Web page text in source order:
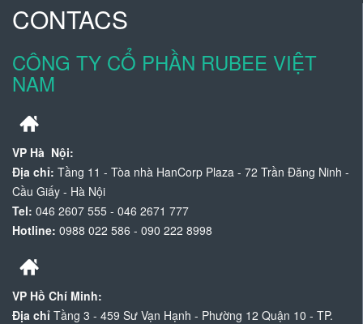
CONTACS
CÔNG TY CỔ PHẦN RUBEE VIỆT
NAM
VP Hà Nội:
Địa chỉ: Tầng 11 - Tòa nhà HanCorp Plaza - 72 Trần Đăng Ninh -
Cầu Giấy - Hà Nội
Tel: 046 2607 555 - 046 2671 777
Hotline: 0988 022 586 - 090 222 8998
VP Hồ Chí Minh:
Địa chỉ Tầng 3 - 459 Sư Vạn Hạnh - Phường 12 Quận 10 - TP.